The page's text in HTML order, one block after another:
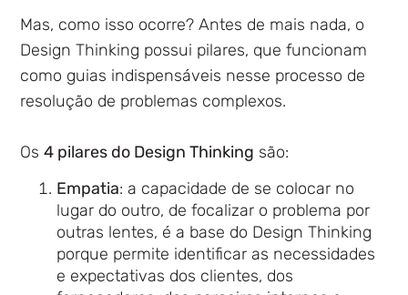
Mas, como isso ocorre? Antes de mais nada, o
Design Thinking possui pilares, que funcionam
como guias indispensáveis nesse processo de
resolução de problemas complexos.
Os4 pilares do Design Thinking são:
Empatia: a capacidade de se colocar no
lugar do outro, de focalizar o problema por
outras lentes, é a base do Design Thinking
porque permite identificar as necessidades
e expectativas dos clientes, dos